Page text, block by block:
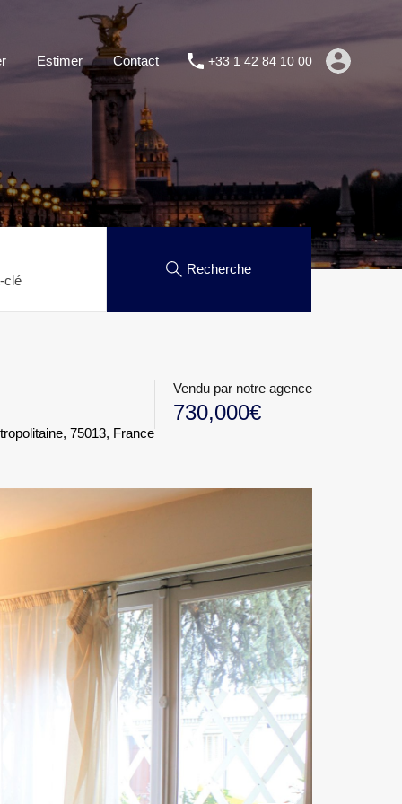
Estimer Contact +33 1 42 84 10 00
Recherche
75013, France
Vendu par notre agence
730,000€